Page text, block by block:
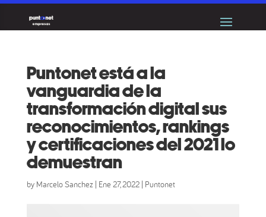
Puntonet está a la
vanguardia de la
transformación digital sus
reconocimientos, rankings
y certificaciones del 2021 lo
demuestran
by Marcelo Sanchez| Ene 27, 2022| Puntonet